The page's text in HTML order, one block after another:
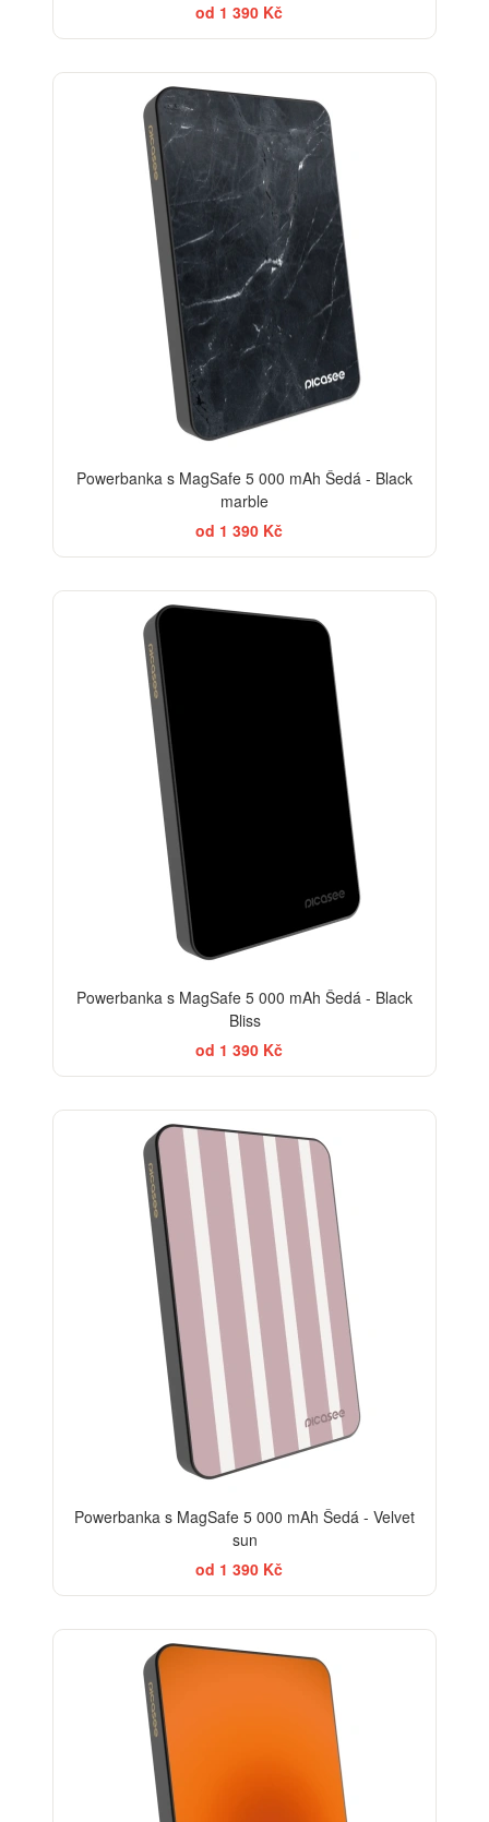
od 1 390 Kč
Powerbanka s MagSafe 5 000 mAh Šedá - Black
marble
od 1 390 Kč
Powerbanka s MagSafe 5 000 mAh Šedá - Black
Bliss
od 1 390 Kč
Powerbanka s MagSafe 5 000 mAh Šedá - Velvet
sun
od 1 390 Kč